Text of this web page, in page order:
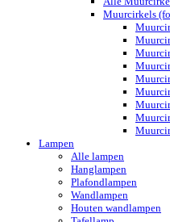
Muurcirkels
Lampen
Alle lampen
Hanglampen
Plafondlampen
Wandlampen
Houten wandlampen